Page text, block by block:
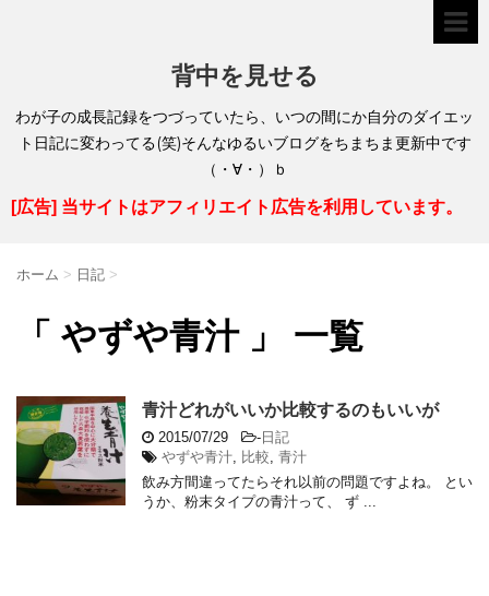
背中を見せる
わが子の成長記録をつづっていたら、いつの間にか自分のダイエッ
ト日記に変わってる(笑)そんなゆるいブログをちまちま更新中です
（・∀・）ｂ
[広告] 当サイトはアフィリエイト広告を利用しています。
ホーム > 日記 >
「 やずや青汁 」 一覧
青汁どれがいいか比較するのもいいが
2015/07/29 - 日記
やずや青汁
比較 青汁
飲み方間違ってたらそれ以前の問題ですよね。 とい
うか、粉末タイプの青汁って、 ず ...